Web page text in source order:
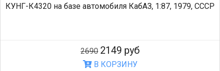
КУНГ-К4320 на базе автомобиля КабАЗ, 1:87, 1979, СССР
2690 2149 руб
В КОРЗИНУ